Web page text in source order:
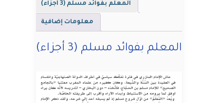
المعلم بفوائد مسلم (3 أجزاء)
معلومات إضافية
المعلم بفوائد مسلم (3 أجزاء)